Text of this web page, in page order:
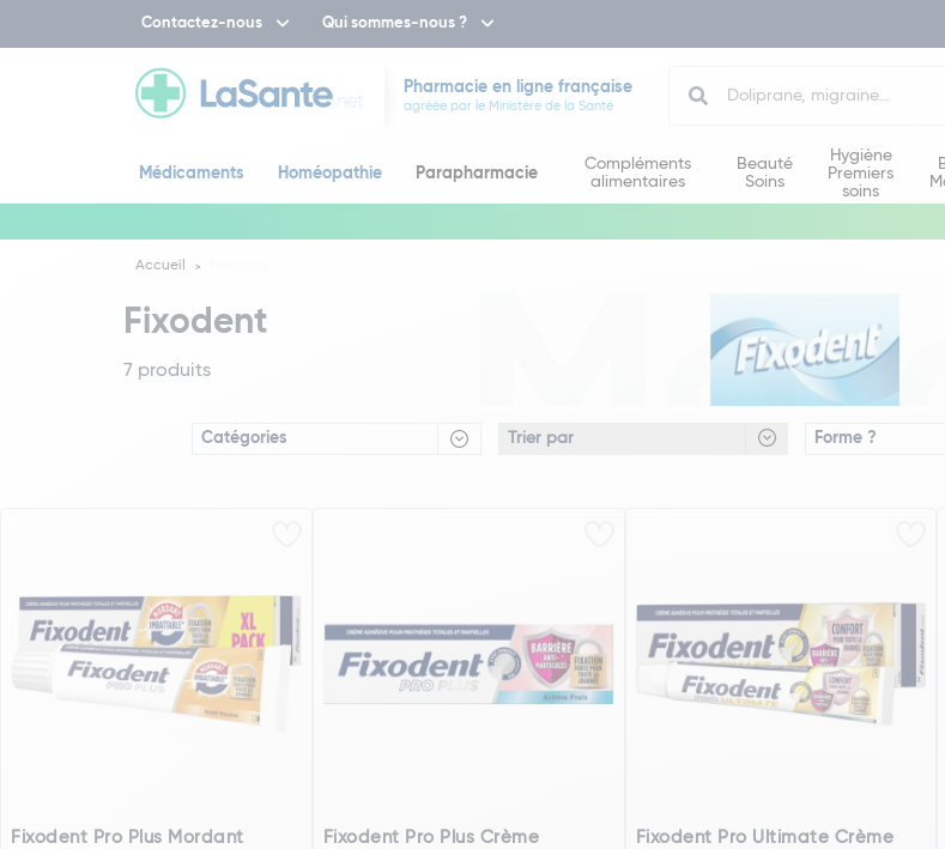
Contactez-nous Qui sommes-nous ?
Pharmacie en ligne française
agréée par le Ministère de la Santé
Médicaments Homéopathie Parapharmacie
Compléments
alimentaires
Beauté
Soins
Hygiène
Premiers
soins
Accueil
Fixodent
7 produits
Catégories Forme ?
Fixodent Pro Plus Mordant
Fixodent Pro Plus Crème
Fixodent Pro Ultimate Crème